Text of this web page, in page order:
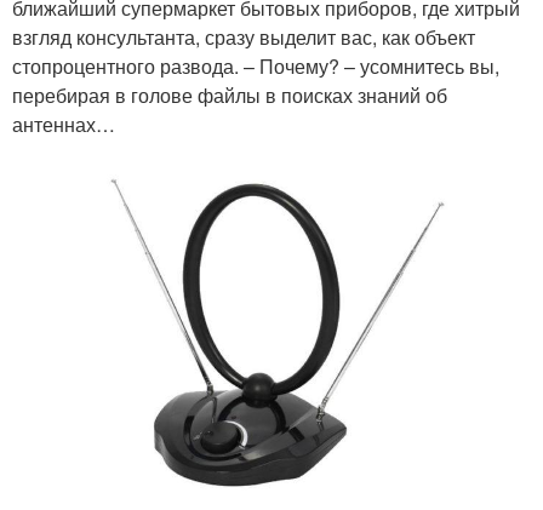
ближайший супермаркет бытовых приборов, где хитрый
взгляд консультанта, сразу выделит вас, как объект
стопроцентного развода. – Почему? – усомнитесь вы,
перебирая в голове файлы в поисках знаний об
антеннах…